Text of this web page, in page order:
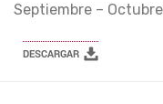
Septiembre –